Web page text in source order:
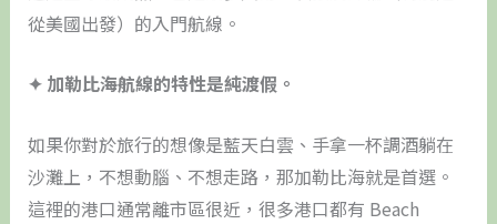
從美國出發）的入門航線。
✦ 加勒比海航線的特性是純渡假。
如果你對於旅行的想像是藍天白雲、手拿一杯調酒躺在
沙灘上，不想動腦、不想走路，那加勒比海就是首選。
這裡的港口通常離市區很近，很多港口都有 Beach